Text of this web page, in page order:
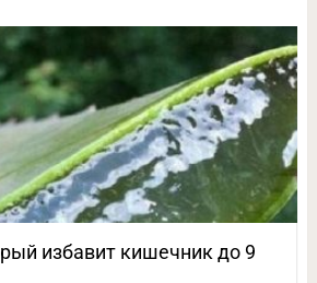
избавит кишечник до 9